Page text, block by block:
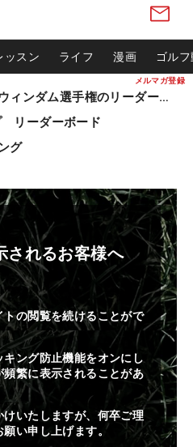
メルマガ登録
ッスン ライフ 漫画 ゴル
松山英樹ら出場 ウィンダム選手権のリーダーボード
リーダーボード
グ
されるお客様へ
の閲覧を続けることがで
ング防止機能をオンにし
繁に表示されることがあ
いたしますが、何卒ご理
い申し上げます。